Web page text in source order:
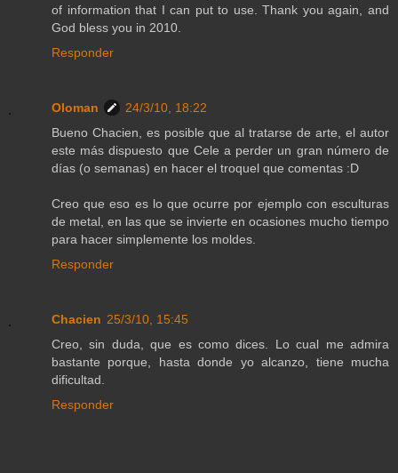
of information that I can put to use. Thank you again, and
God bless you in 2010.
Responder
Oloman
24/3/10, 18:22
Bueno Chacien, es posible que al tratarse de arte, el autor
este más dispuesto que Cele a perder un gran número de
días (o semanas) en hacer el troquel que comentas :D
Creo que eso es lo que ocurre por ejemplo con esculturas
de metal, en las que se invierte en ocasiones mucho tiempo
para hacer simplemente los moldes.
Responder
Chacien 25/3/10, 15:45
Creo, sin duda, que es como dices. Lo cual me admira
bastante porque, hasta donde yo alcanzo, tiene mucha
dificultad.
Responder